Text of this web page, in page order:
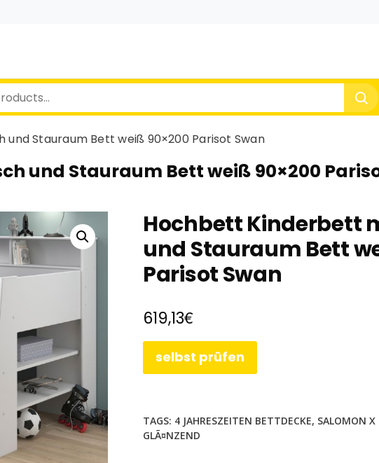
Stauraum Bett weiß 90×200 Parisot Swan
und Stauraum Bett weiß 90×200
Hochbett Kinderbett
und Stauraum Bett
Parisot Swan
619,13€
selbst prüfen
TAGS: 4 JAHRESZEITEN BETTDECKE, SALOMON
GLÃ¤NZEND